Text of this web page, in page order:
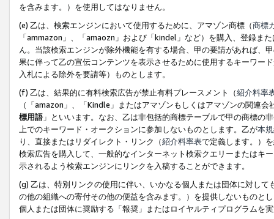
を含みます。）を使用してはなりません。
(e) 乙は、検索エンジンにおいて使用するために、アマゾン商標（商標
「ammazon」、「amaozn」および「kindel」など）を購入、登録ま
ん。当該検索エンジンが除外機能を有する場合、甲の要請があれば、
果に伴って乙の宣伝コンテンツを表示させるために使用するキーワー
入札による除外を要請等）ものとします。
(f) 乙は、結果的に有料検索広告が禁止有料プレースメント（紹介料率
（「amazon」、「Kindle」またはアマゾンもしくはアマゾンの関連
標用語」といいます。なお、乙は非包括的商標テーブルで甲の商標の
上でのキーワード・オークションに参加しないものとします。乙が本
り、直接またはリダイレクト・リンク（紹介料率表で定義します。）
検索広告を購入して、一般的なインターネット検索クエリーまたはキ
示されるよう検索エンジンにリンクを入稿することができます。
(g) 乙は、特別リンクの使用に伴い、いかなる個人または団体に対し
の他の組織への寄付その他の便益を含みます。）を提供しないものと
個人または団体に奨励する「報奨」またはロイヤルティプログラムを